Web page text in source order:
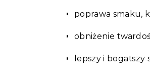
poprawa smaku,
obniżenie
lepszy i